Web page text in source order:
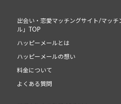
出会い・恋愛マッチングサイト/マッチ
ル」TOP
ハッピーメールとは
ハッピーメールの想い
料金について
よくある質問